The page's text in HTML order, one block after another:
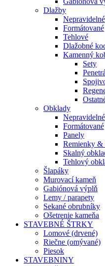
Dlažby
Nepravidelné
Formátované
Tehlové
Dlažobné
Kamenný
Sety
Obklady
Nepravidelné
Formátované
Panely
Remienky
Skalný
Tehlový
Šlapáky
Murovací kameň
Gabiónová výplň
Lemy / parapety
Sekané obrubníky
Ošetrenie kameňa
STAVEBNÉ ŠTRKY
Lomové (drvené)
Riečne (omývané)
Piesok
STAVEBNINY